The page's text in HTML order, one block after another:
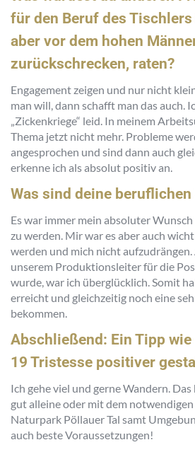
für den Beruf des
aber vor dem hohen
zurückschrecken, raten?
Engagement zeigen und nur nicht
man will, dann schafft man das auch.
„Zickenkriege“ leid. In meinem
Thema jetzt nicht mehr. Probleme
angesprochen und sind dann auch
erkenne ich als absolut positiv an.
Was sind deine beruflichen
Es war immer mein absoluter
zu werden. Mir war es aber auch
werden und mich nicht aufzudrängen.
unserem Produktionsleiter für die
wurde, war ich überglücklich. Somit
erreicht und gleichzeitig noch eine
bekommen.
Abschließend: Ein Tipp
19 Tristesse positiver
Ich gehe viel und gerne Wandern.
gut alleine oder mit dem
Naturpark Pöllauer Tal samt
auch beste Voraussetzungen!